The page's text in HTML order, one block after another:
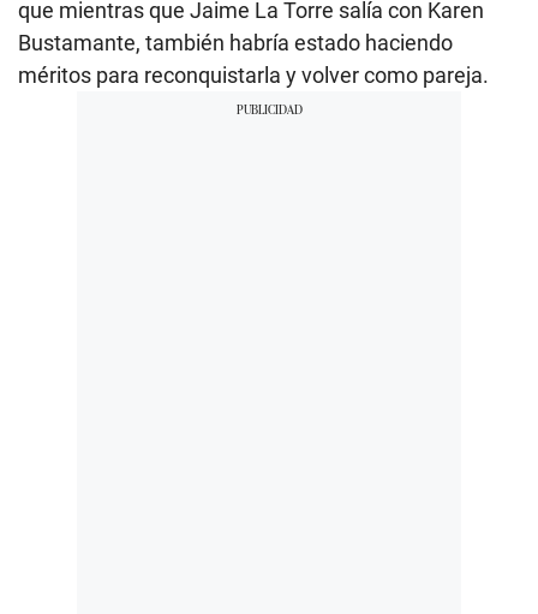
que mientras que Jaime La Torre salía con Karen
Bustamante, también habría estado haciendo
méritos para reconquistarla y volver como pareja.